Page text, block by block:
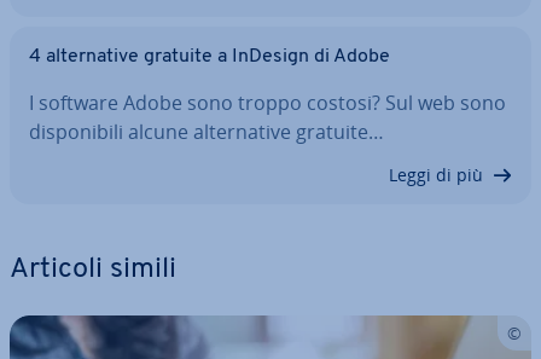
4 al­ter­na­ti­ve gratuite a InDesign di Adobe
I software Adobe sono troppo costosi? Sul web sono
di­spo­ni­bi­li alcune al­ter­na­ti­ve gratuite…
Leggi di più
Articoli simili